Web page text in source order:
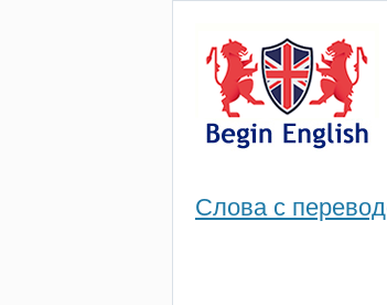
Слова с